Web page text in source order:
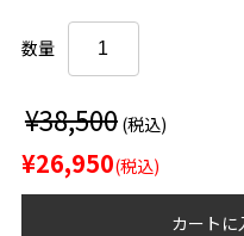
数量
¥38,500 (税込)
¥26,950(税込)
カートに